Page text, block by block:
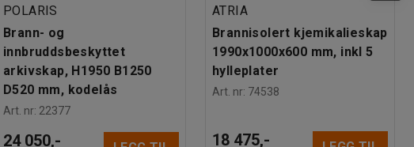
POLARIS
Brann- og
innbruddsbeskyttet
arkivskap, H1950 B1250
D520 mm, kodelås
Art. nr: 22377
24 050,-
ATRIA
Brannisolert kjemikalieskap
1990x1000x600 mm, inkl 5
hylleplater
Art. nr: 74538
18 475,-